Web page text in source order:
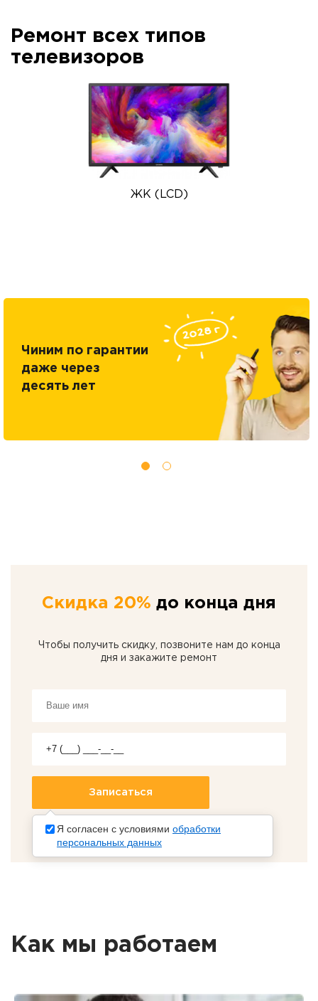
Ремонт всех типов
телевизоров
ЖК (LCD)
Чиним по гарантии
даже через
десять лет
Скидка 20% до конца дня
Чтобы получить скидку, позвоните нам до конца
дня и закажите ремонт
Как мы работаем
Я согласен с условиями обработки
персональных данных